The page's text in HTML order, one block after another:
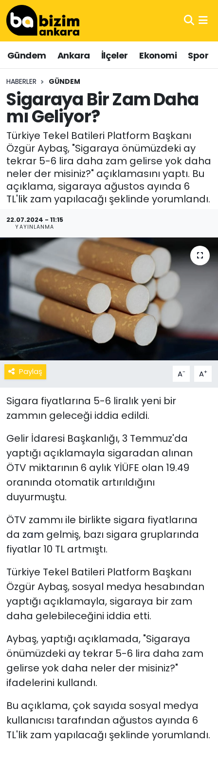
Gündem Ankara İlçeler Ekonomi Spor
HABERLER GÜNDEM
Sigaraya Bir Zam Daha
mı Geliyor?
Türkiye Tekel Batileri Platform Başkanı
Özgür Aybaş, "Sigaraya önümüzdeki ay
tekrar 5-6 lira daha zam gelirse yok daha
neler der misiniz?" açıklamasını yaptı. Bu
açıklama, sigaraya ağustos ayında 6
TL'lik zam yapılacağı şeklinde yorumlandı.
22.07.2024 - 11:15
YAYINLANMA
Paylaş A- A+
Sigara fiyatlarına 5-6 liralık yeni bir
zammın geleceği iddia edildi.
Gelir İdaresi Başkanlığı, 3 Temmuz'da
yaptığı açıklamayla sigaradan alınan
ÖTV miktarının 6 aylık YİÜFE olan 19.49
oranında otomatik artırıldığını
duyurmuştu.
ÖTV zammı ile birlikte sigara fiyatlarına
da zam gelmiş, bazı sigara gruplarında
fiyatlar 10 TL artmıştı.
Türkiye Tekel Batileri Platform Başkanı
Özgür Aybaş, sosyal medya hesabından
yaptığı açıklamayla, sigaraya bir zam
daha gelebileceğini iddia etti.
Aybaş, yaptığı açıklamada, "Sigaraya
önümüzdeki ay tekrar 5-6 lira daha zam
gelirse yok daha neler der misiniz?"
ifadelerini kullandı.
Bu açıklama, çok sayıda sosyal medya
kullanıcısı tarafından ağustos ayında 6
TL'lik zam yapılacağı şeklinde yorumlandı.
Hava Durumu
Trafik Durumu
Süper Lig Puan Durumu ve Fikstür
Tüm Manşetler
Son Dakika Haberleri
Haber Arşivi